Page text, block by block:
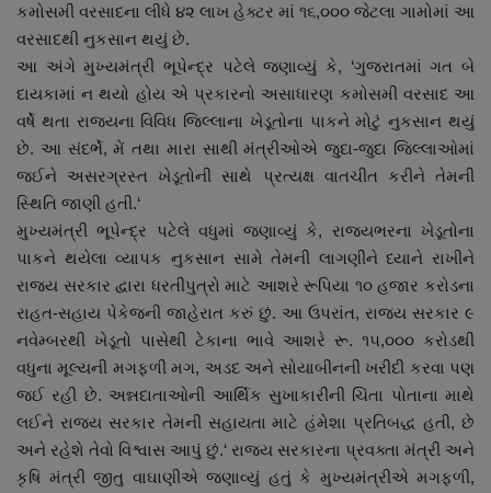
બોલિવૂડ
સ્વાસ્થ્ય
કમોસમી વરસાદના લીધે ૪૨ લાખ હેક્ટર માં ૧૬,૦૦૦ જેટલા ગામોમાં આ
વરસાદથી નુકસાન થયું છે.
આ અંગે મુખ્યમંત્રી ભૂપેન્દ્ર પટેલે જણાવ્યું કે, ‘ગુજરાતમાં ગત બે
દાયકામાં ન થયો હોય એ પ્રકારનો અસાધારણ કમોસમી વરસાદ આ
વર્ષે થતા રાજ્યના વિવિધ જિલ્લાના ખેડૂતોના પાકને મોટું નુકસાન થયું
છે. આ સંદર્ભે, મેં તથા મારા સાથી મંત્રીઓએ જુદા-જુદા જિલ્લાઓમાં
જઈને અસરગ્રસ્ત ખેડૂતોની સાથે પ્રત્યક્ષ વાતચીત કરીને તેમની
સ્થિતિ જાણી હતી.‘
મુખ્યમંત્રી ભૂપેન્દ્ર પટેલે વધુમાં જણાવ્યું કે, રાજ્યભરના ખેડૂતોના
પાકને થયેલા વ્યાપક નુકસાન સામે તેમની લાગણીને ધ્યાને રાખીને
રાજ્ય સરકાર દ્વારા ધરતીપુત્રો માટે આશરે રૂપિયા ૧૦ હજાર કરોડના
રાહત-સહાય પેકેજની જાહેરાત કરું છું. આ ઉપરાંત, રાજ્ય સરકાર ૯
નવેમ્બરથી ખેડૂતો પાસેથી ટેકાના ભાવે આશરે રૂ. ૧૫,૦૦૦ કરોડથી
વધુના મૂલ્યની મગફળી મગ, અડદ અને સોયાબીનની ખરીદી કરવા પણ
જઈ રહી છે. અન્નદાતાઓની આર્થિક સુખાકારીની ચિંતા પોતાના માથે
લઈને રાજ્ય સરકાર તેમની સહાયતા માટે હંમેશા પ્રતિબદ્ધ હતી, છે
અને રહેશે તેવો વિશ્વાસ આપું છું.‘ રાજ્ય સરકારના પ્રવક્તા મંત્રી અને
કૃષિ મંત્રી જીતુ વાઘાણીએ જણાવ્યું હતું કે મુખ્યમંત્રીએ મગફળી,